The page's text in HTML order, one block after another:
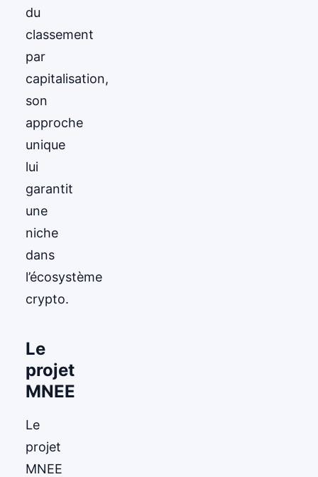
du
classement
par
capitalisation,
son
approche
unique
lui
garantit
une
niche
dans
l’écosystème
crypto.
Le
projet
MNEE
Le
projet
MNEE